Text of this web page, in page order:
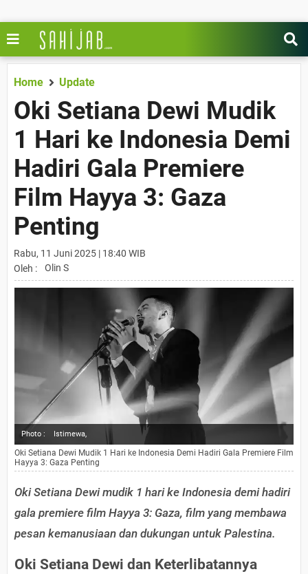
Home Update
Oki Setiana Dewi Mudik
1 Hari ke Indonesia Demi
Hadiri Gala Premiere
Film Hayya 3: Gaza
Penting
Rabu, 11 Juni 2025 | 18:40 WIB
Oleh :
Olin S
Photo : Istimewa,
Oki Setiana Dewi Mudik 1 Hari ke Indonesia Demi Hadiri Gala Premiere Film
Hayya 3: Gaza Penting
Oki Setiana Dewi mudik 1 hari ke Indonesia demi hadiri
gala premiere film Hayya 3: Gaza, film yang membawa
pesan kemanusiaan dan dukungan untuk Palestina.
Oki Setiana Dewi dan Keterlibatannya